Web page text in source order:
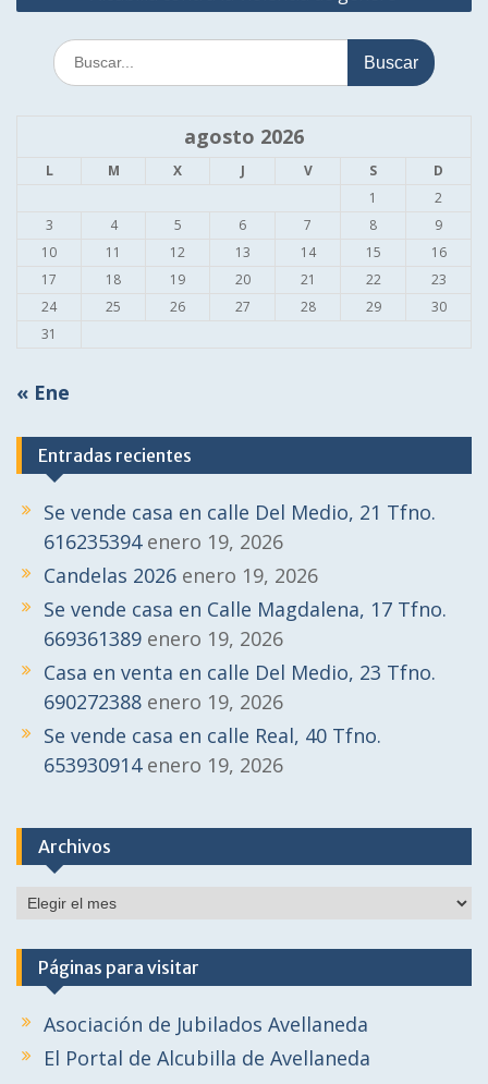
Buscar:
agosto 2026
L M X J V S
D
1
2
3
4 5 6 7 8
9
10
11 12 13 14 15
16
17
18 19 20 21 22
23
24
25 26 27 28 29
30
31
« Ene
Entradas recientes
Se vende casa en calle Del Medio, 21 Tfno.
616235394 enero 19, 2026
Candelas 2026 enero 19, 2026
Se vende casa en Calle Magdalena, 17 Tfno.
669361389 enero 19, 2026
Casa en venta en calle Del Medio, 23 Tfno.
690272388 enero 19, 2026
Se vende casa en calle Real, 40 Tfno.
653930914 enero 19, 2026
Archivos
Archivos
Páginas para visitar
Asociación de Jubilados Avellaneda
El Portal de Alcubilla de Avellaneda